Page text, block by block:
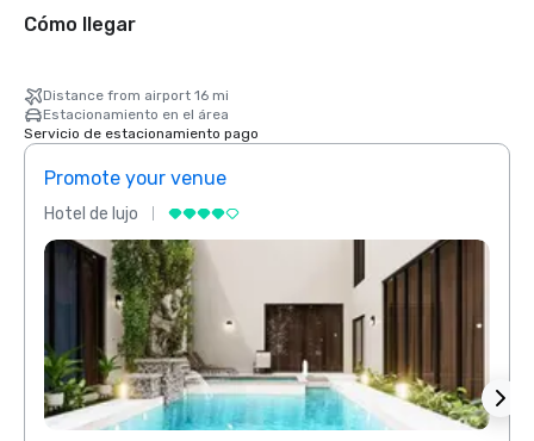
Cómo llegar
Distance from airport 16 mi
Estacionamiento en el área
Servicio de estacionamiento pago
Promote your venue
Hotel de lujo